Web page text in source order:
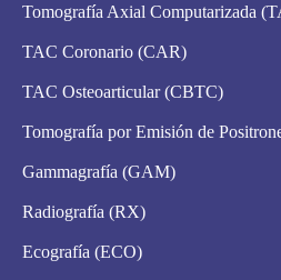
Tomografía Axial Computarizada
TAC Coronario (CAR)
TAC Osteoarticular (CBTC)
Tomografía por Emisión de
Gammagrafía (GAM)
Radiografía (RX)
Ecografía (ECO)